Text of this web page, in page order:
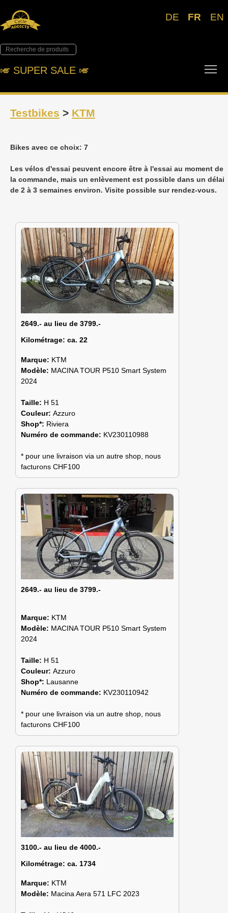
DE FR EN
🎺︎ SUPER SALE 🎺︎
Testbikes > KTM
Bikes avec ce choix: 7
Les vélos d'essai peuvent encore être à l'essai au moment de
la commande, mais un enlèvement est possible dans un délai
de 2 à 3 semaines environ. Visite possible sur rendez-vous.
2649.- au lieu de 3799.-
Kilométrage: ca. 22
Marque: KTM
Modèle: MACINA TOUR P510 Smart System
2024
Taille: H 51
Couleur: Azzuro
Shop*: Riviera
Numéro de commande: KV230110988
* pour une livraison via un autre shop, nous
facturons CHF100
2649.- au lieu de 3799.-
Marque: KTM
Modèle: MACINA TOUR P510 Smart System
2024
Taille: H 51
Couleur: Azzuro
Shop*: Lausanne
Numéro de commande: KV230110942
* pour une livraison via un autre shop, nous
facturons CHF100
3100.- au lieu de 4000.-
Kilométrage: ca. 1734
Marque: KTM
Modèle: Macina Aera 571 LFC 2023